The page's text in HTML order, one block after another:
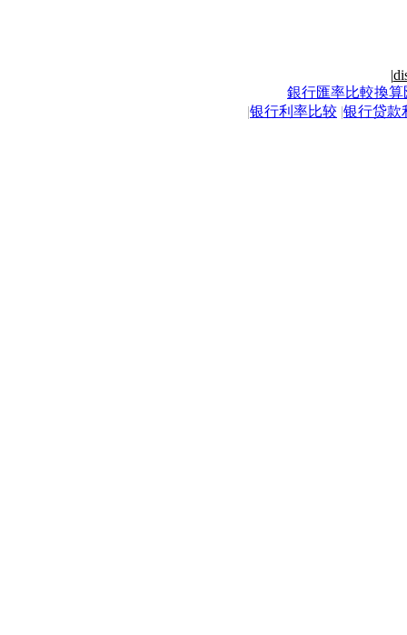
|
銀行匯率比較換算
|银行利率比较 |银行贷款